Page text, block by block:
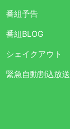
番組予告
番組BLOG
シェイクアウト
緊急自動割込放送